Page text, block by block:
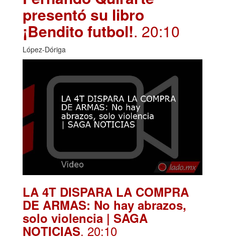
presentó su libro
¡Bendito futbol!. 20:10
López-Dóriga
LA 4T DISPARA LA COMPRA
DE ARMAS: No hay abrazos,
solo violencia | SAGA
NOTICIAS. 20:10